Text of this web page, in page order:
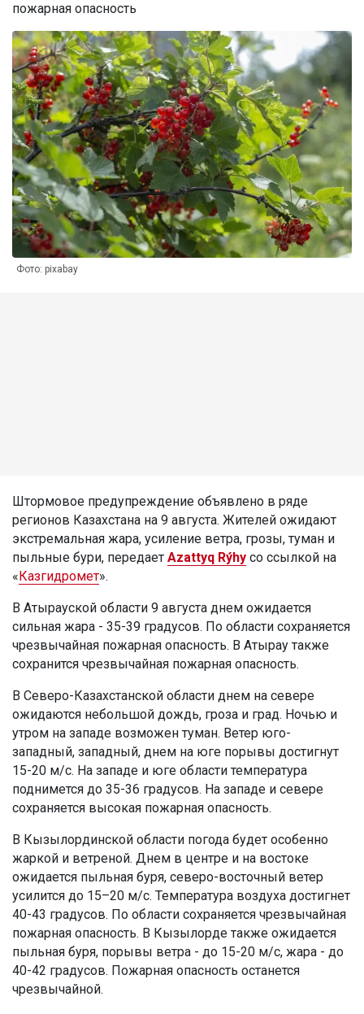
пожарная опасность
Фото: pixabay
Штормовое предупреждение объявлено в ряде
регионов Казахстана на 9 августа. Жителей ожидают
экстремальная жара, усиление ветра, грозы, туман и
пыльные бури, передает Azattyq Rýhy со ссылкой на
«Казгидромет».
В Атырауской области 9 августа днем ожидается
сильная жара - 35-39 градусов. По области сохраняется
чрезвычайная пожарная опасность. В Атырау также
сохранится чрезвычайная пожарная опасность.
В Северо-Казахстанской области днем на севере
ожидаются небольшой дождь, гроза и град. Ночью и
утром на западе возможен туман. Ветер юго-
западный, западный, днем на юге порывы достигнут
15-20 м/с. На западе и юге области температура
поднимется до 35-36 градусов. На западе и севере
сохраняется высокая пожарная опасность.
В Кызылординской области погода будет особенно
жаркой и ветреной. Днем в центре и на востоке
ожидается пыльная буря, северо-восточный ветер
усилится до 15–20 м/с. Температура воздуха достигнет
40-43 градусов. По области сохраняется чрезвычайная
пожарная опасность. В Кызылорде также ожидается
пыльная буря, порывы ветра - до 15-20 м/с, жара - до
40-42 градусов. Пожарная опасность останется
чрезвычайной.